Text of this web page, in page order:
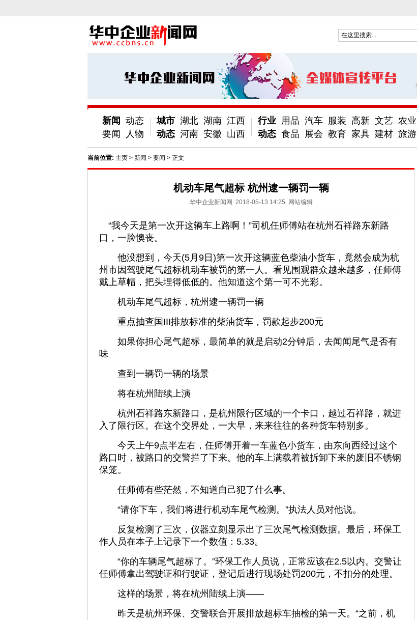
新闻
要闻
动态
人物
城市
动态
湖北 湖南 江西
河南 安徽 山西
行业
动态
用品 汽车 服装 高新 文艺 农业
食品
展会 教育 家具 建材 旅游
当前位置: 主页 > 新闻 > 要闻 > 正文
机动车尾气超标 杭州逮一辆罚一辆
华中企业新闻网 2018-05-13 14:25 网站编辑
“我今天是第一次开这辆车上路啊！”司机任师傅站在杭州石祥路东新路
口，一脸懊丧。
他没想到，今天(5月9日)第一次开这辆蓝色柴油小货车，竟然会成为杭
州市因驾驶尾气超标机动车被罚的第一人。看见围观群众越来越多，任师傅
戴上草帽，把头埋得低低的。他知道这个第一可不光彩。
机动车尾气超标，杭州逮一辆罚一辆
重点抽查国III排放标准的柴油货车，罚款起步200元
如果你担心尾气超标，最简单的就是启动2分钟后，去闻闻尾气是否有
味
查到一辆罚一辆的场景
将在杭州陆续上演
杭州石祥路东新路口，是杭州限行区域的一个卡口，越过石祥路，就进
入了限行区。在这个交界处，一大早，来来往往的各种货车特别多。
今天上午9点半左右，任师傅开着一车蓝色小货车，由东向西经过这个
路口时，被路口的交警拦了下来。他的车上满载着被拆卸下来的废旧不锈钢
保笼。
任师傅有些茫然，不知道自己犯了什么事。
“请你下车，我们将进行机动车尾气检测。”执法人员对他说。
反复检测了三次，仪器立刻显示出了三次尾气检测数据。最后，环保工
作人员在本子上记录下一个数值：5.33。
“你的车辆尾气超标了。”环保工作人员说，正常应该在2.5以内。交警让
任师傅拿出驾驶证和行驶证，登记后进行现场处罚200元，不扣分的处理。
这样的场景，将在杭州陆续上演——
昨天是杭州环保、交警联合开展排放超标车抽检的第一天。“之前，机